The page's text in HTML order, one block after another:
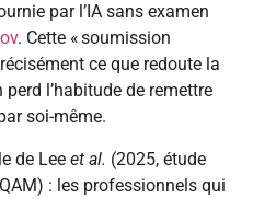
par l’IA sans examen
. Cette « soumission
ce que redoute la
l’habitude de remettre
soi-même.
de Lee et al. (2025, étude
: les professionnels qui